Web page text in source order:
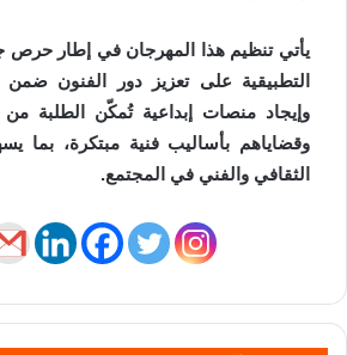
يأتي تنظيم هذا المهرجان في إطار حرص
التطبيقية على تعزيز دور الفنون ضمن
وإيجاد منصات إبداعية تُمكّن الطلبة من
وقضاياهم بأساليب فنية مبتكرة، بما
الثقافي والفني في المجتمع.